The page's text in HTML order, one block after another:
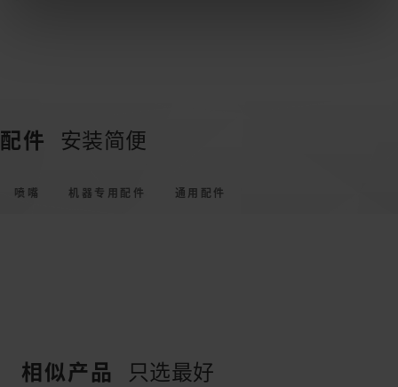
配件 安装简便
喷嘴 机器专用配件 通用配件
相似产品 只选最好